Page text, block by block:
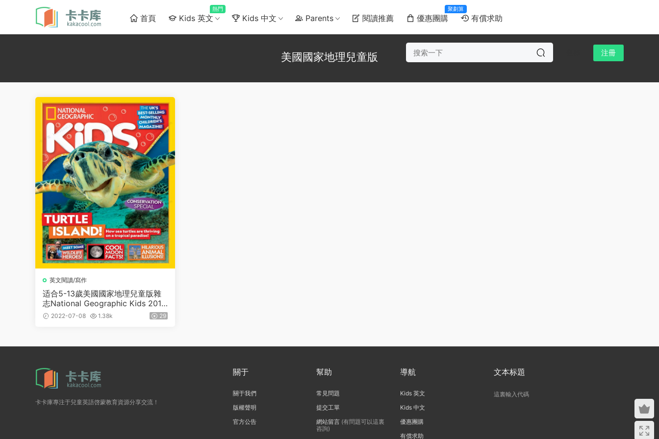
首頁 Kids 英文
熱門
Kids 中文 Parents 閱讀推薦 優惠團購
聚劃算
有償求助
注冊
美國國家地理兒童版
英文閱讀/寫作
适合5-13歲美國國家地理兒童版雜
志National Geographic Kids 2014
-2022全年刊
2022-07-08 1.38k 29
卡卡庫專注于兒童英語啓蒙教育資源分享交流！
關于
關于我們
版權聲明
官方公告
幫助
常見問題
提交工單
網站留言 (有問題可以這裏
咨詢)
導航
Kids 英文
Kids 中文
優惠團購
有償求助
文本标題
這裏輸入代碼